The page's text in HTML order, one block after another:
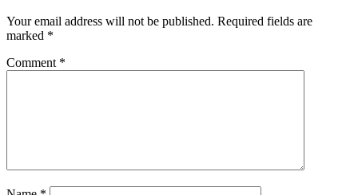
Your email address will not be published. Required fields are
marked *
Comment *